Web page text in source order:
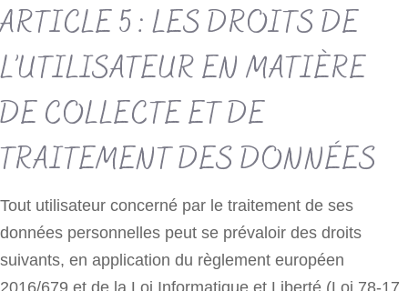
ARTICLE 5 : LES DROITS DE
L’UTILISATEUR EN MATIÈRE
DE COLLECTE ET DE
TRAITEMENT DES DONNÉES
Tout utilisateur concerné par le traitement de ses
données personnelles peut se prévaloir des droits
suivants, en application du règlement européen
2016/679 et de la Loi Informatique et Liberté (Loi 78-17